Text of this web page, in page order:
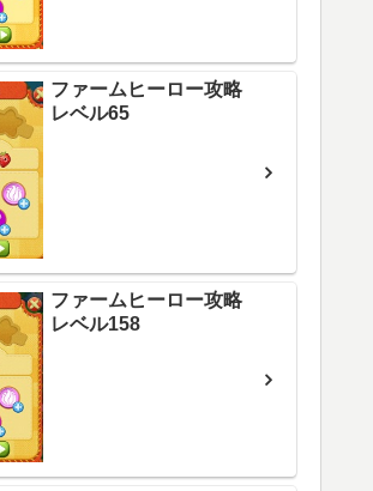
ファームヒーロー攻略
レベル65
ファームヒーロー攻略
レベル158